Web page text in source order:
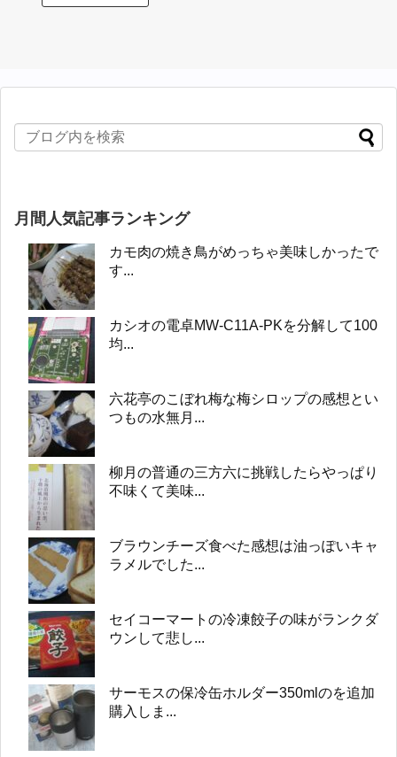
月間人気記事ランキング
カモ肉の焼き鳥がめっちゃ美味しかったで
す...
カシオの電卓MW-C11A-PKを分解して100
均...
六花亭のこぼれ梅な梅シロップの感想とい
つもの水無月...
柳月の普通の三方六に挑戦したらやっぱり
不味くて美味...
ブラウンチーズ食べた感想は油っぽいキャ
ラメルでした...
セイコーマートの冷凍餃子の味がランクダ
ウンして悲し...
サーモスの保冷缶ホルダー350mlのを追加
購入しま...